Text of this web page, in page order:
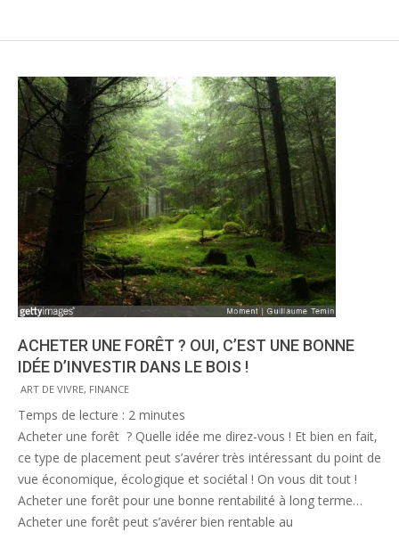
ACHETER UNE FORÊT ? OUI, C’EST UNE BONNE
IDÉE D’INVESTIR DANS LE BOIS !
2017-
01-
27
ART DE VIVRE, FINANCE
Temps de lecture : 2 minutes
Acheter une forêt ? Quelle idée me direz-vous ! Et bien en fait,
ce type de placement peut s’avérer très intéressant du point de
vue économique, écologique et sociétal ! On vous dit tout !
Acheter une forêt pour une bonne rentabilité à long terme…
Acheter une forêt peut s’avérer bien rentable au